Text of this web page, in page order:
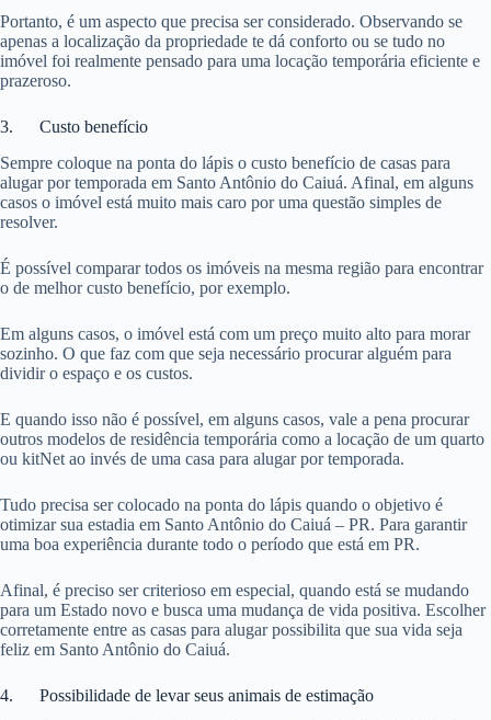
Portanto, é um aspecto que precisa ser considerado. Observando se
apenas a localização da propriedade te dá conforto ou se tudo no
imóvel foi realmente pensado para uma locação temporária eficiente e
prazeroso.
3. Custo benefício
Sempre coloque na ponta do lápis o custo benefício de casas para
alugar por temporada em Santo Antônio do Caiuá. Afinal, em alguns
casos o imóvel está muito mais caro por uma questão simples de
resolver.
É possível comparar todos os imóveis na mesma região para encontrar
o de melhor custo benefício, por exemplo.
Em alguns casos, o imóvel está com um preço muito alto para morar
sozinho. O que faz com que seja necessário procurar alguém para
dividir o espaço e os custos.
E quando isso não é possível, em alguns casos, vale a pena procurar
outros modelos de residência temporária como a locação de um quarto
ou kitNet ao invés de uma casa para alugar por temporada.
Tudo precisa ser colocado na ponta do lápis quando o objetivo é
otimizar sua estadia em Santo Antônio do Caiuá – PR. Para garantir
uma boa experiência durante todo o período que está em PR.
Afinal, é preciso ser criterioso em especial, quando está se mudando
para um Estado novo e busca uma mudança de vida positiva. Escolher
corretamente entre as casas para alugar possibilita que sua vida seja
feliz em Santo Antônio do Caiuá.
4. Possibilidade de levar seus animais de estimação